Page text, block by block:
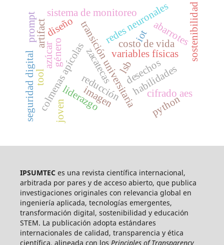
costo de vida
transición universitaria
zacatecas
colmenas apícolas
iot
redes neuronales
sistema de monitoreo
variables físicas
abarrotes
desechos
reducción
género
habilidades
imagen
liderazgo
sostenibilidad
azúcar
diseño
cifrado aes
lsb
python
seguridad digital
artifact
prompt
tool
joven
IPSUMTECes una revista científica internacional,
arbitrada por pares y de acceso abierto, que publica
investigaciones originales con relevancia global en
ingeniería aplicada, tecnologías emergentes,
transformación digital, sostenibilidad y educación
STEM. La publicación adopta estándares
internacionales de calidad, transparencia y ética
científica, alineada con los Principles of Transparency